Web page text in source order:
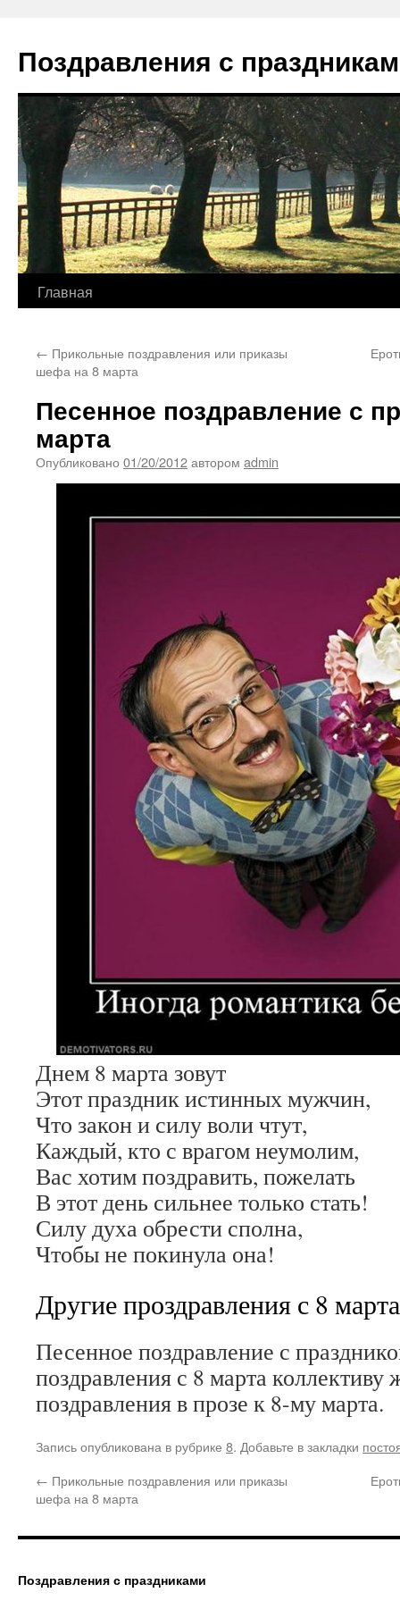
содержимому
Поздравления с
Главная
← Прикольные поздравления или приказы
шефа на 8 марта
Песенное поздравление с
марта
Опубликовано 01/20/2012автором admin
Днем 8 марта зовут
Этот праздник истинных мужчин,
Что закон и силу воли чтут,
Каждый, кто с врагом неумолим,
Вас хотим поздравить, пожелать
В этот день сильнее только стать!
Силу духа обрести сполна,
Чтобы не покинула она!
Другие проздравления с 8 марта
Песенное поздравление с
поздравления с 8 марта
поздравления в прозе к 8-му марта.
Запись опубликована в рубрике 8. Добавьте в закладки
← Прикольные поздравления или приказы
шефа на 8 марта
Поздравления с праздниками